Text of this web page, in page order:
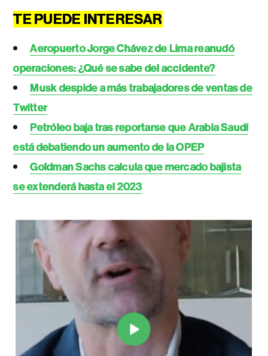
TE PUEDE INTERESAR
Aeropuerto Jorge Chávez de Lima reanudó
operaciones: ¿Qué se sabe del accidente?
Musk despide a más trabajadores de ventas de
Twitter
Petróleo baja tras reportarse que Arabia Saudí
está debatiendo un aumento de la OPEP
Goldman Sachs calcula que mercado bajista
se extenderá hasta el 2023